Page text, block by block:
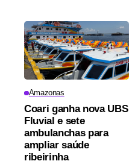
Amazonas
Coari ganha nova UBS
Fluvial e sete
ambulanchas para
ampliar saúde
ribeirinha